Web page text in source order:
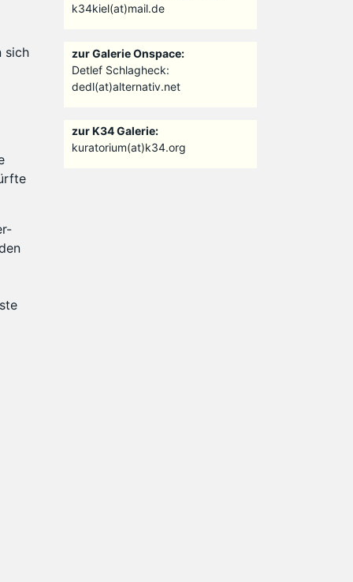
sich
k34kiel(at)mail.de
zur Galerie Onspace:
Detlef Schlagheck:
dedl(at)alternativ.net
zur K34 Galerie:
kuratorium(at)k34.org